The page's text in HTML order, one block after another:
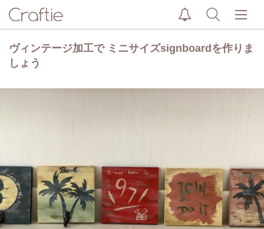
ヴィンテージ加工で ミニサイズsignboardを作りま
しょう